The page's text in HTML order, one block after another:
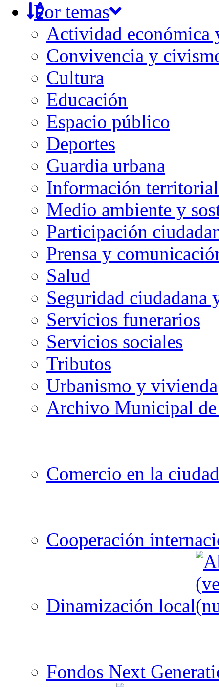
Por temas
Actividad económica
Convivencia y
Cultura
Educación
Espacio público
Deportes
Guardia urbana
Información
Medio ambiente y
Participación
Prensa y
Salud
Seguridad ciudadana
Servicios funerarios
Servicios sociales
Tributos
Urbanismo y vivienda
Archivo Municipal de
Comercio en la ciudad
Cooperación
Dinamización local
Fondos Next